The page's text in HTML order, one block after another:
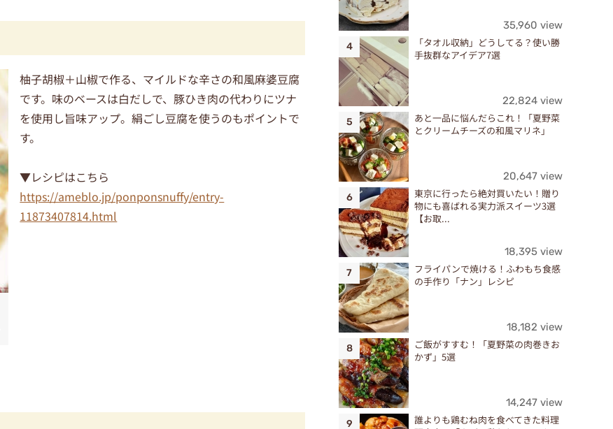
柚子胡椒＋山椒で作る、マイルドな辛さの和風麻婆豆腐
です。味のベースは白だしで、豚ひき肉の代わりにツナ
を使用し旨味アップ。絹ごし豆腐を使うのもポイントで
す。
▼レシピはこちら
https://ameblo.jp/ponponsnuffy/entry-
11873407814.html
35,960 view
「タオル収納」どうしてる？使い勝
手抜群なアイデア7選
22,824 view
あと一品に悩んだらこれ！「夏野菜
とクリームチーズの和風マリネ」
20,647 view
東京に行ったら絶対買いたい！贈り
物にも喜ばれる実力派スイーツ3選
【お取...
18,395 view
フライパンで焼ける！ふわもち食感
の手作り「ナン」レシピ
18,182 view
ご飯がすすむ！「夏野菜の肉巻きお
かず」5選
14,247 view
誰よりも鶏むね肉を食べてきた料理